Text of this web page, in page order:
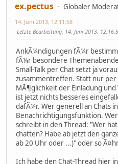
ex.pectus
Globaler
14. Juni 2013, 12:11:58
Letzte Bearbeitung: 14. Juni 2013,
AnkÃ¼ndigungen fÃ¼r
fÃ¼r besondere
Small-Talk per Chat setzt ja
zusammentreffen. Statt nur per
MÃ¶glichkeit der Einladung
ist jetzt nichts besseres
dafÃ¼r. Wer generell an Chats
Benachrichtigungsfunktion.
schreibt in den Thread: "Wer
chatten? Habe ab jetzt den
ab 20 Uhr oder ...)" oder so
Ich habe den Chat-Thread hier